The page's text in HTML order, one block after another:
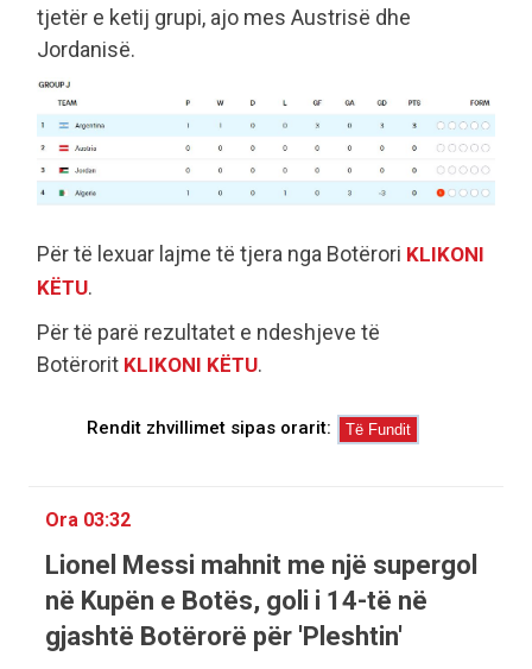
tjetër e ketij grupi, ajo mes Austrisë dhe
Jordanisë.
Për të lexuar lajme të tjera nga Botërori KLIKONI
KËTU.
Për të parë rezultatet e ndeshjeve të
Botërorit KLIKONI KËTU.
Rendit zhvillimet sipas orarit:
Ora 03:32
Lionel Messi mahnit me një supergol
në Kupën e Botës, goli i 14-të në
gjashtë Botërorë për 'Pleshtin'